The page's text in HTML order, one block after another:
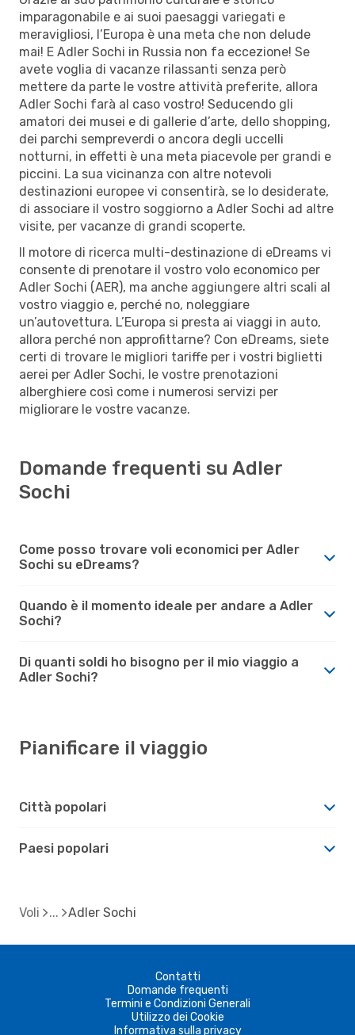
imparagonabile e ai suoi paesaggi variegati e
meravigliosi, l’Europa è una meta che non delude
mai! E Adler Sochi in Russia non fa eccezione! Se
avete voglia di vacanze rilassanti senza però
mettere da parte le vostre attività preferite, allora
Adler Sochi farà al caso vostro! Seducendo gli
amatori dei musei e di gallerie d’arte, dello shopping,
dei parchi sempreverdi o ancora degli uccelli
notturni, in effetti è una meta piacevole per grandi e
piccini. La sua vicinanza con altre notevoli
destinazioni europee vi consentirà, se lo desiderate,
di associare il vostro soggiorno a Adler Sochi ad altre
visite, per vacanze di grandi scoperte.
Il motore di ricerca multi-destinazione di eDreams vi
consente di prenotare il vostro volo economico per
Adler Sochi (AER), ma anche aggiungere altri scali al
vostro viaggio e, perché no, noleggiare
un’autovettura. L’Europa si presta ai viaggi in auto,
allora perché non approfittarne? Con eDreams, siete
certi di trovare le migliori tariffe per i vostri biglietti
aerei per Adler Sochi, le vostre prenotazioni
alberghiere così come i numerosi servizi per
migliorare le vostre vacanze.
Domande frequenti su Adler
Sochi
Come posso trovare voli economici per Adler
Sochi su eDreams?
Quando è il momento ideale per andare a Adler
Sochi?
Di quanti soldi ho bisogno per il mio viaggio a
Adler Sochi?
Pianificare il viaggio
Città popolari
Paesi popolari
Voli Adler Sochi
Contatti
Domande frequenti
Termini e Condizioni Generali
Utilizzo dei Cookie
Informativa sulla privacy